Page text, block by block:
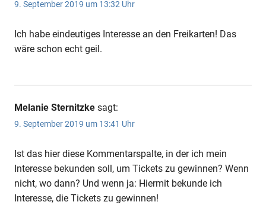
9. September 2019 um 13:32 Uhr
Ich habe eindeutiges Interesse an den Freikarten! Das
wäre schon echt geil.
Melanie Sternitzke sagt:
9. September 2019 um 13:41 Uhr
Ist das hier diese Kommentarspalte, in der ich mein
Interesse bekunden soll, um Tickets zu gewinnen? Wenn
nicht, wo dann? Und wenn ja: Hiermit bekunde ich
Interesse, die Tickets zu gewinnen!